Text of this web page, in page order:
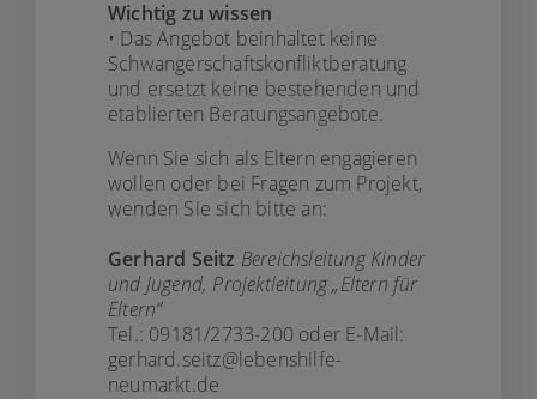
Wichtig zu wissen
• Das Angebot beinhaltet keine
Schwangerschaftskonfliktberatung
und ersetzt keine bestehenden und
etablierten Beratungsangebote.
Wenn Sie sich als Eltern engagieren
wollen oder bei Fragen zum Projekt,
wenden Sie sich bitte an:
Gerhard Seitz Bereichsleitung Kinder
und Jugend, Projektleitung „Eltern für
Eltern“
Tel.: 09181/2733-200 oder E-Mail:
gerhard.seitz@lebenshilfe-
neumarkt.de